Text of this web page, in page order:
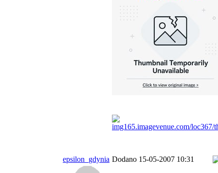
epsilon_gdynia Dodano 15-05-2007 10:31